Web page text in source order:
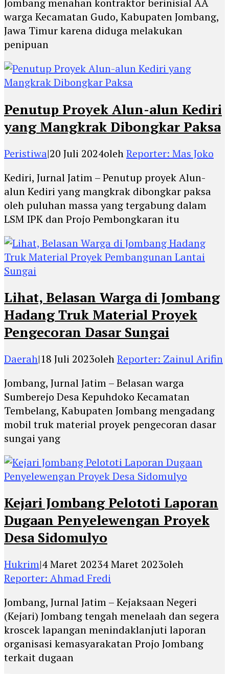
Jombang menahan kontraktor berinisial AA
warga Kecamatan Gudo, Kabupaten Jombang,
Jawa Timur karena diduga melakukan
penipuan
Penutup Proyek Alun-alun Kediri
yang Mangkrak Dibongkar Paksa
Peristiwa|20 Juli 2024olehReporter: Mas Joko
Kediri, Jurnal Jatim – Penutup proyek Alun-
alun Kediri yang mangkrak dibongkar paksa
oleh puluhan massa yang tergabung dalam
LSM IPK dan Projo Pembongkaran itu
Lihat, Belasan Warga di Jombang
Hadang Truk Material Proyek
Pengecoran Dasar Sungai
Daerah|18 Juli 2023olehReporter: Zainul Arifin
Jombang, Jurnal Jatim – Belasan warga
Sumberejo Desa Kepuhdoko Kecamatan
Tembelang, Kabupaten Jombang mengadang
mobil truk material proyek pengecoran dasar
sungai yang
Kejari Jombang Pelototi Laporan
Dugaan Penyelewengan Proyek
Desa Sidomulyo
Hukrim|4 Maret 20234 Maret 2023oleh
Reporter: Ahmad Fredi
Jombang, Jurnal Jatim – Kejaksaan Negeri
(Kejari) Jombang tengah menelaah dan segera
kroscek lapangan menindaklanjuti laporan
organisasi kemasyarakatan Projo Jombang
terkait dugaan